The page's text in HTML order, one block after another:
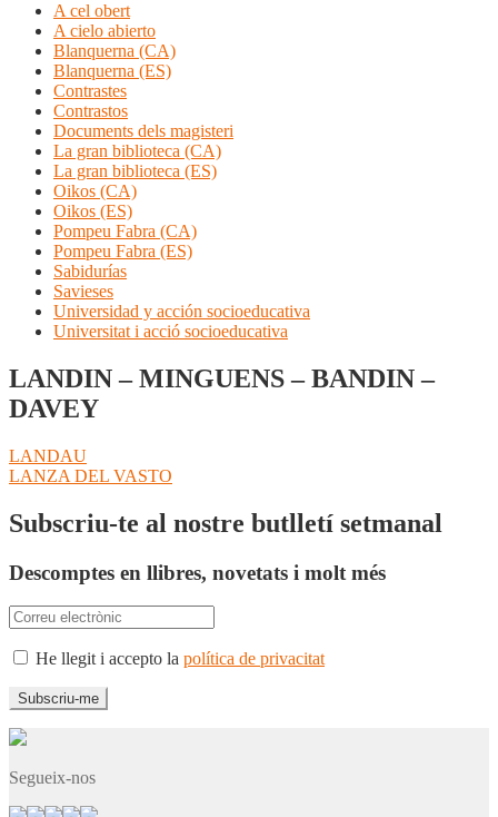
A cel obert
A cielo abierto
Blanquerna (CA)
Blanquerna (ES)
Contrastes
Contrastos
Documents dels magisteri
La gran biblioteca (CA)
La gran biblioteca (ES)
Oikos (CA)
Oikos (ES)
Pompeu Fabra (CA)
Pompeu Fabra (ES)
Sabidurías
Savieses
Universidad y acción socioeducativa
Universitat i acció socioeducativa
LANDIN – MINGUENS – BANDIN –
DAVEY
Navegació
d'entrades
Entrada
anterior:
LANDAU
Pròxima
LANZA DEL VASTO
Subscriu-te al nostre butlletí setmanal
Descomptes en llibres, novetats i molt més
He llegit i accepto la política de privacitat
Segueix-nos